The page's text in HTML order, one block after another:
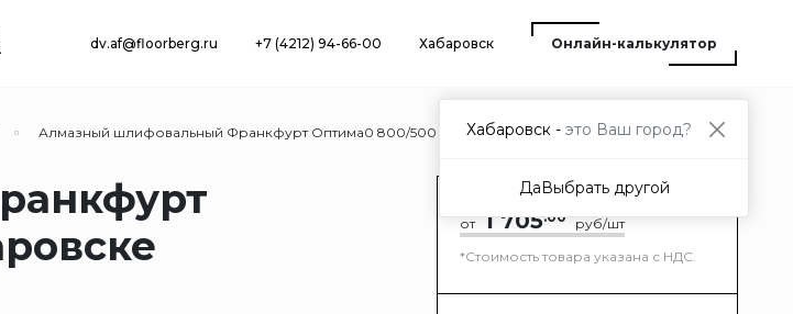
dv.af@floorberg.ru +7 (4212) 94-66-00 Хабаровск Онлайн-калькулятор
Алмазный шлифовальный Франкфурт Оптима0 800/500 Ф3М
от 1 705.00 руб/шт
*Стоимость товара указана с НДС.
Хабаровск - это Ваш город?
ДаВыбрать другой